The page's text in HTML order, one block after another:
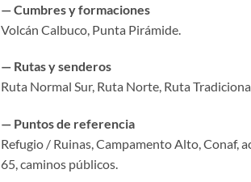
— Cumbres y formaciones
Volcán Calbuco, Punta Pirámide.
— Rutas y senderos
Ruta Normal Sur, Ruta Norte, Ruta
— Puntos de referencia
Refugio / Ruinas, Campamento Alto, Conaf,
65, caminos públicos.